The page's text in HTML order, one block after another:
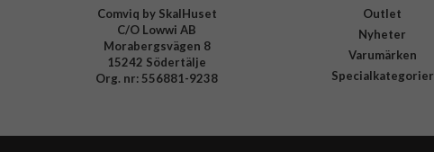
Comviq by SkalHuset
C/O Lowwi AB
Morabergsvägen 8
15242 Södertälje
Org. nr: 556881-9238
Outlet
Nyheter
Varumärken
Specialkategorier